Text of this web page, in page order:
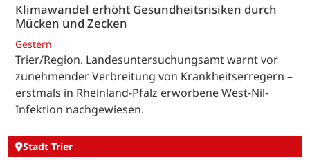
Klimawandel erhöht Gesundheitsrisiken durch
Mücken und Zecken
Gestern
Trier/Region. Landesuntersuchungsamt warnt vor
zunehmender Verbreitung von Krankheitserregern –
erstmals in Rheinland-Pfalz erworbene West-Nil-
Infektion nachgewiesen.
Stadt Trier